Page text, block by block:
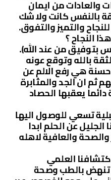
والعادات من ايمان
بالنفس كانت ولا شك
والتميز والتفوق.
النجاح ؟
بتوفيق من عند الله).
بالله وتوقع عونه
هي رفع الالم عن
ثم ان الجد والمثابرة
يعقبها الحصاد
تسعي للوصول اليها
عن الحلم ابدا
والعافية لاهله
العلمي
بالطب وصحة